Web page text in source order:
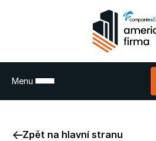
Menu
Zpět na hlavní stranu